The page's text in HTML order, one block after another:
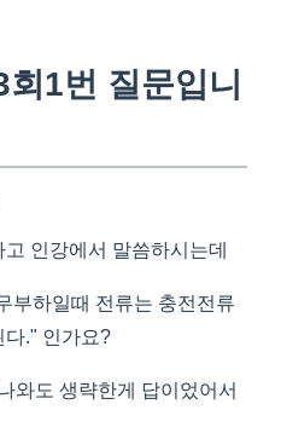
1번 질문입니
인강에서 말씀하시는데
부하일때 전류는 충전전류
다." 인가요?
와도 생략한게 답이었어서